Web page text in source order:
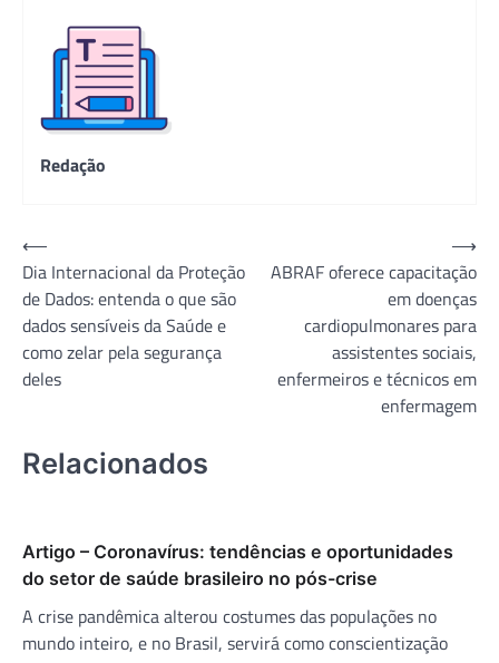
Redação
Navegação
de
Post
⟵
Dia Internacional da Proteção
de Dados: entenda o que são
dados sensíveis da Saúde e
como zelar pela segurança
deles
ABRAF oferece capacitação
em doenças
cardiopulmonares para
assistentes sociais,
enfermeiros e técnicos em
enfermagem
⟶
Relacionados
Artigo – Coronavírus: tendências e oportunidades
do setor de saúde brasileiro no pós-crise
A crise pandêmica alterou costumes das populações no
mundo inteiro, e no Brasil, servirá como conscientização